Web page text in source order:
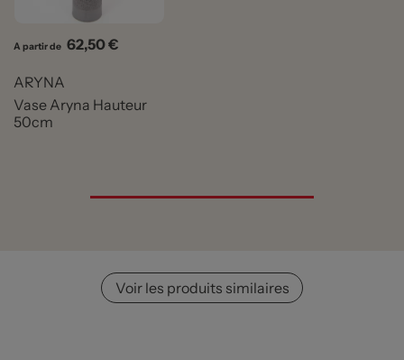
A partir de Prix
62,50 €
ARYNA
Vase Aryna Hauteur
50cm
Voir les produits similaires